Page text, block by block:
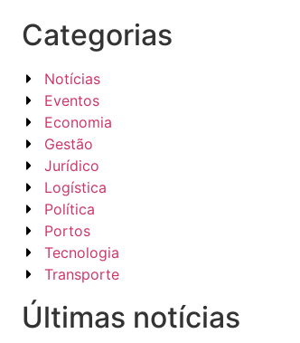
Categorias
Notícias
Eventos
Economia
Gestão
Jurídico
Logística
Política
Portos
Tecnologia
Transporte
Últimas notícias